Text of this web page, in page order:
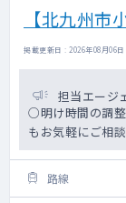
【北九州
掲載更新日 : 2026年08月06
担当エージ
○明け時間の調
もお気軽にご相談
路線